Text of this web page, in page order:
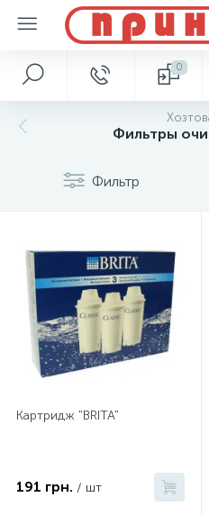
0
Фильтры
Фильтр
Картридж "BRITA"
191 грн. / шт